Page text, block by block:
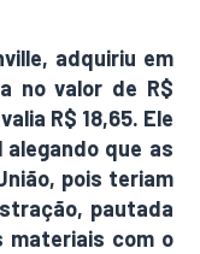
adquiriu em
no valor de R$
R$ 18,65. Ele
que as
pois teriam
pautada
materiais com o